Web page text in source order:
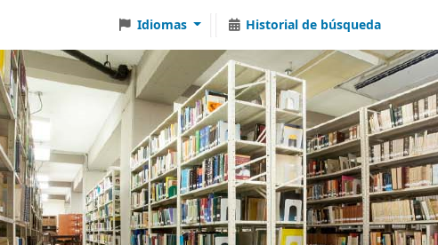
Idiomas Historial de búsqueda